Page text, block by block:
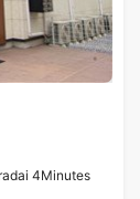
4Minutes